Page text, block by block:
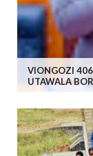
VIONGOZI
UTAWALA